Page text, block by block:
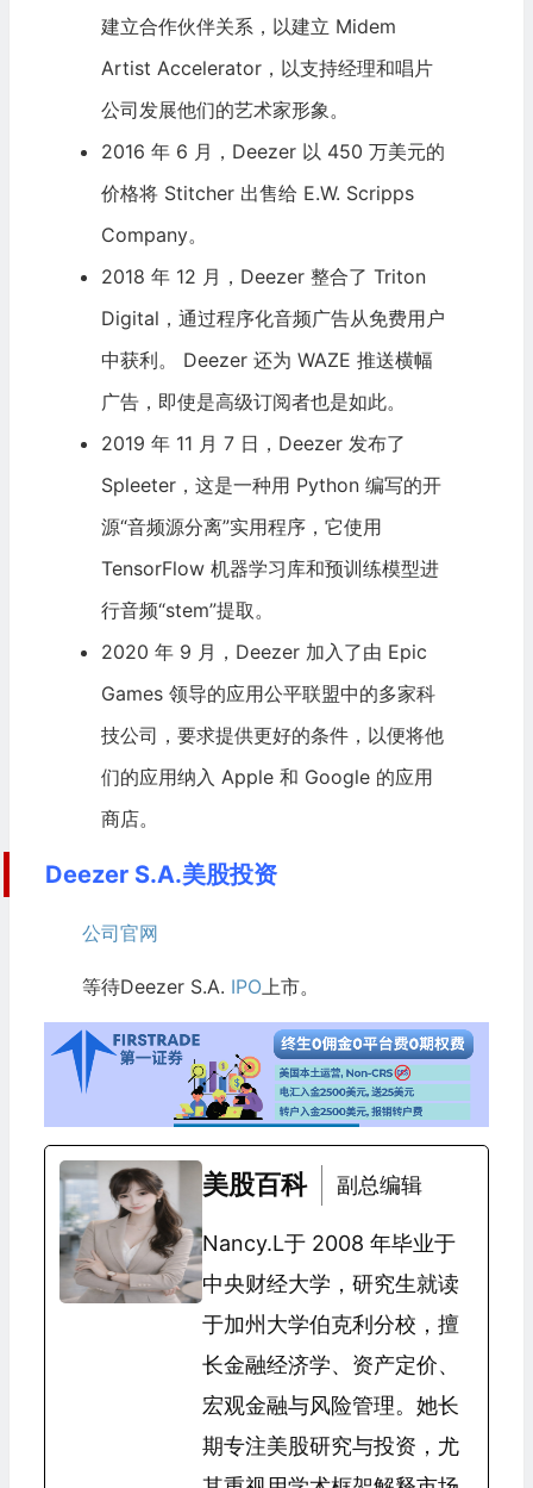
建立合作伙伴关系，以建立 Midem
Artist Accelerator，以支持经理和唱片
公司发展他们的艺术家形象。
2016 年 6 月，Deezer 以 450 万美元的
价格将 Stitcher 出售给 E.W. Scripps
Company。
2018 年 12 月，Deezer 整合了 Triton
Digital，通过程序化音频广告从免费用户
中获利。 Deezer 还为 WAZE 推送横幅
广告，即使是高级订阅者也是如此。
2019 年 11 月 7 日，Deezer 发布了
Spleeter，这是一种用 Python 编写的开
源“音频源分离”实用程序，它使用
TensorFlow 机器学习库和预训练模型进
行音频“stem”提取。
2020 年 9 月，Deezer 加入了由 Epic
Games领导的应用公平联盟中的多家科
技公司，要求提供更好的条件，以便将他
们的应用纳入 Apple和 Google的应用
商店。
Deezer S.A.美股投资
公司官网
等待Deezer S.A. IPO上市。
美股百科 副总编辑
Nancy.L于 2008 年毕业于
中央财经大学，研究生就读
于加州大学伯克利分校，擅
长金融经济学、资产定价、
宏观金融与风险管理。她长
期专注美股研究与投资，尤